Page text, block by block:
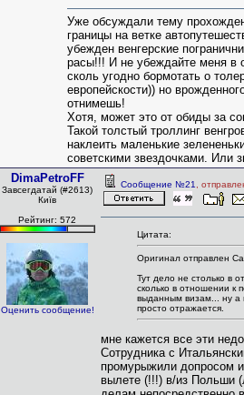
Уже обсуждали тему
границы на ветке
убежден венгерские
расы!!! И не убеждайте меня в
сколь угодно бормотать о
европейскости)) но
отнимешь!
Хотя, может это от обиды за
Такой толстый троллинг
наклеить маленькие
советскими звездочками. Или
DimaPetroFF
Завсегдатай (#2613)
Київ
Рейтинг: 572
Оценить сообщение!
Сообщение №21 ,
Цитата:
Оригинал отправлен
Тут дело не столько в
сколько в отношении к
выданным визам... ну а
просто отражается.
мне кажется все эти
Сотрудника с
промурыжили допросом
вылете (!!!) в/из Польши